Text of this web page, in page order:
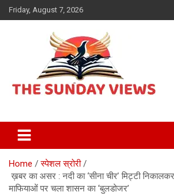
Skip
to
Friday, August 7, 2026
The Sunday views
Home
स्पेशल स्रोरी
ख़बर का असर : नदी का ‘सीना चीर’ मिट्टी
माफियाओं पर चला शासन का ‘बुलडोजर’